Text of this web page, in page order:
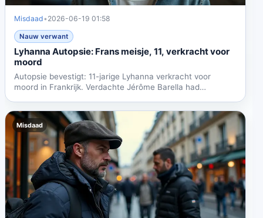
Misdaad• 2026-06-19 01:58
Nauw verwant
Lyhanna Autopsie: Frans meisje, 11, verkracht voor
moord
Autopsie bevestigt: 11-jarige Lyhanna verkracht voor
moord in Frankrijk. Verdachte Jérôme Barella had
Misdaad